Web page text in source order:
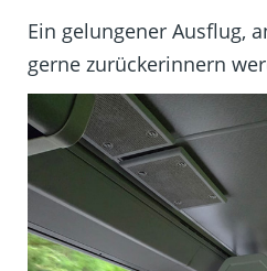
Ein gelungener Ausflug,
gerne zurückerinnern